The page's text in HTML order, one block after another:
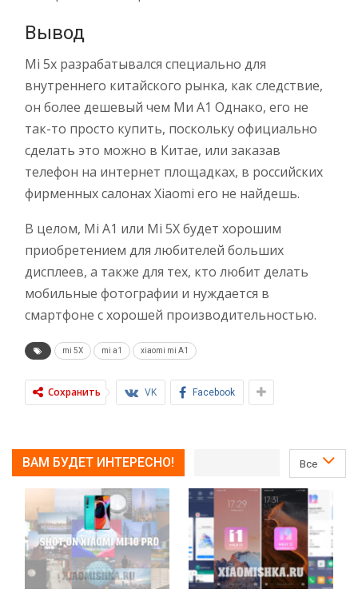
Вывод
Mi 5x разрабатывался специально для
внутреннего китайского рынка, как следствие,
он более дешевый чем Ми А1 Однако, его не
так-то просто купить, поскольку официально
сделать это можно в Китае, или заказав
телефон на интернет площадках, в российских
фирменных салонах Xiaomi его не найдешь.
В целом, Mi A1 или Mi 5X будет хорошим
приобретением для любителей больших
дисплеев, а также для тех, кто любит делать
мобильные фотографии и нуждается в
смартфоне с хорошей производительностью.
mi 5X mi a1 xiaomi mi A1
Сохранить VK Facebook
Все
ВАМ БУДЕТ ИНТЕРЕСНО!